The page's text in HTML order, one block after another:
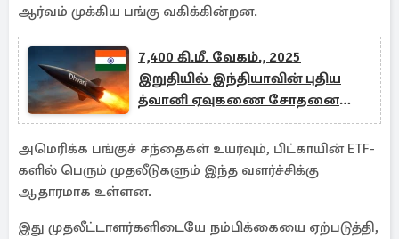
ஆர்வம் முக்கிய பங்கு வகிக்கின்றன.
7,400 கி.மீ. வேகம்., 2025
இறுதியில் இந்தியாவின் புதிய
த்வானி ஏவுகணை சோதனை
உறுதி
அமெரிக்க பங்குச் சந்தைகள் உயர்வும், பிட்காயின் ETF-
களில் பெரும் முதலீடுகளும் இந்த வளர்ச்சிக்கு
ஆதாரமாக உள்ளன.
இது முதலீட்டாளர்களிடையே நம்பிக்கையை ஏற்படுத்தி,